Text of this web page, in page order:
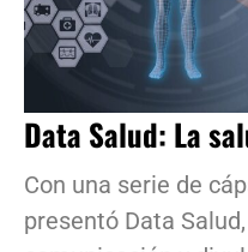
Data Salud: La
Con una serie de
presentó Data